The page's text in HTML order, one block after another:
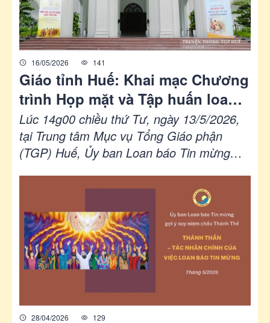
16/05/2026 141
Giáo tỉnh Huế: Khai mạc Chương
trình Họp mặt và Tập huấn loan
báo Tin Mừng năm 2026
Lúc 14g00 chiều thứ Tư, ngày 13/5/2026,
tại Trung tâm Mục vụ Tổng Giáo phận
(TGP) Huế, Ủy ban Loan báo Tin mừng
trình Họp mặt và Tập huấn LBTM cho các
Giáo phận miền Trung. Chủ đề của chương
trình năm nay được Ủy ban LBTM kì vọng
là “Cùng nhau xây dựng kế hoạch huấn
luyện môn đệ thừa sai cho thiếu nhi và
người trẻ tại Việt Nam hôm nay”.
28/04/2026 129